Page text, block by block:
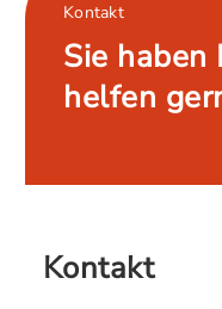
Kontakt
Sie haben
helfen
Kontakt